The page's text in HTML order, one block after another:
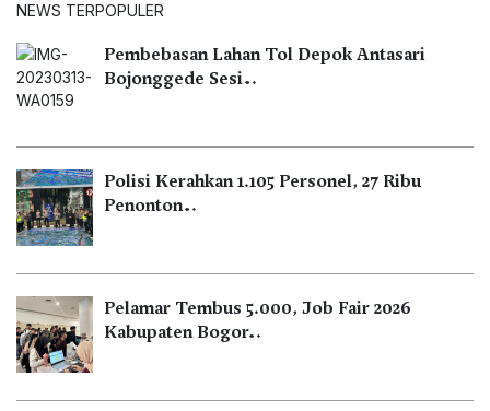
NEWS TERPOPULER
Pembebasan Lahan Tol Depok Antasari
Bojonggede Sesi…
Polisi Kerahkan 1.105 Personel, 27 Ribu
Penonton…
Pelamar Tembus 5.000, Job Fair 2026
Kabupaten Bogor…